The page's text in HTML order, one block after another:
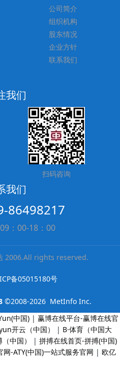
公司简介
组织机构
股东情况
企业方针
联系我们
我们
扫码咨询
我们
86498217
：00-18：00
2006.All rights reserved.
备05015180号
©2008-2026 MetInfo Inc.
中国) | 赢博在线平台-赢博在线官
开云（中国） | B·体育（中国大
中国） | 拼搏在线首页-拼搏(中国)
网-ATY(中国)一站式服务官网 | 欧亿